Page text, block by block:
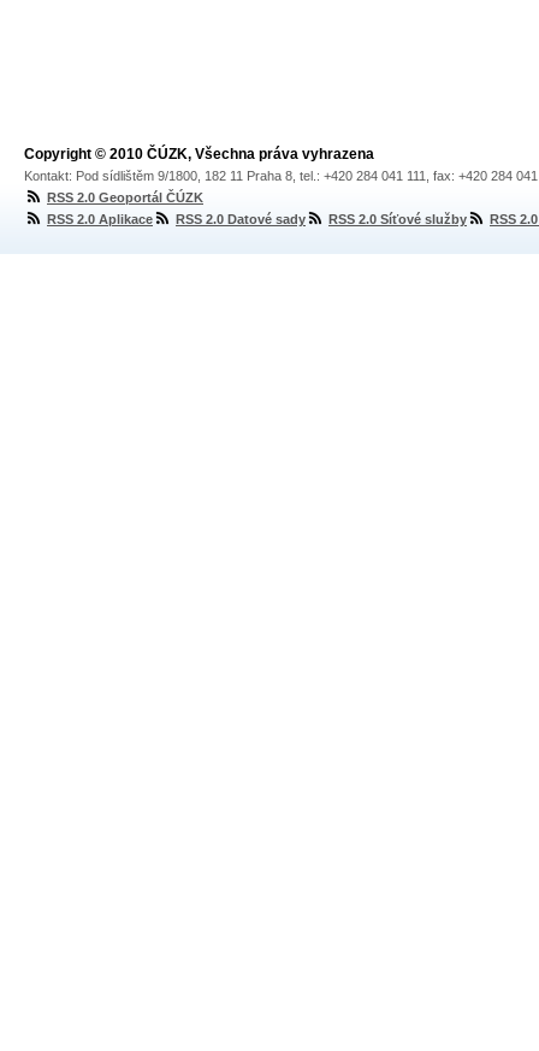
Copyright © 2010 ČÚZK, Všechna práva vyhrazena
Kontakt: Pod sídlištěm 9/1800, 182 11 Praha 8, tel.: +420 284 041 111, fax: +420 284
RSS 2.0 Geoportál ČÚZK
RSS 2.0 Aplikace
RSS 2.0 Datové sady RSS 2.0 Síťové služby RSS